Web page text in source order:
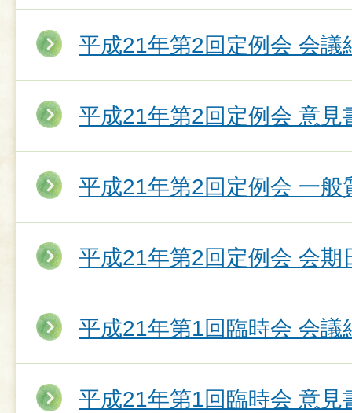
平成21年第2回定例会 会議
平成21年第2回定例会 意見
平成21年第2回定例会 一般
平成21年第2回定例会 会期
平成21年第1回臨時会 会議
平成21年第1回臨時会 意見